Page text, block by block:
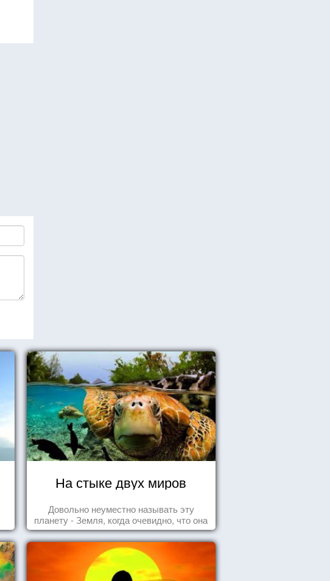
На стыке двух миров
Довольно неуместно называть эту
планету - Земля, когда очевидно, что она
- Океан.